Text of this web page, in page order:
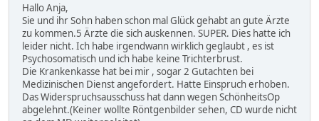
Hallo Anja,
Sie und ihr Sohn haben schon mal Glück gehabt an gute Ärzte
zu kommen.5 Ärzte die sich auskennen. SUPER. Dies hatte ich
leider nicht. Ich habe irgendwann wirklich geglaubt , es ist
Psychosomatisch und ich habe keine Trichterbrust.
Die Krankenkasse hat bei mir , sogar 2 Gutachten bei
Medizinischen Dienst angefordert. Hatte Einspruch erhoben.
Das Widerspruchsausschuss hat dann wegen SchönheitsOp
abgelehnt.(Keiner wollte Röntgenbilder sehen, CD wurde nicht